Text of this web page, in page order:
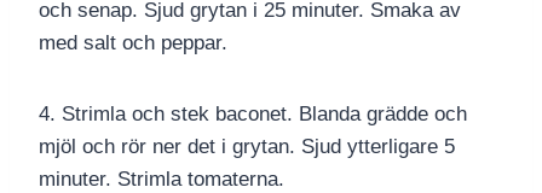
och senap. Sjud grytan i 25 minuter. Smaka av
med salt och peppar.
4. Strimla och stek baconet. Blanda grädde och
mjöl och rör ner det i grytan. Sjud ytterligare 5
minuter. Strimla tomaterna.